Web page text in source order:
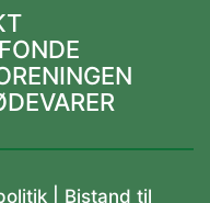
| Bistand til